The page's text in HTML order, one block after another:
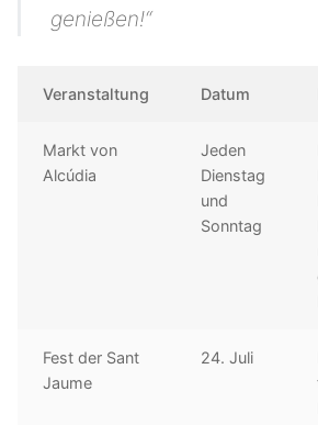
genießen!“
Veranstaltung Datum
Markt von
Alcúdia
Jeden
Dienstag
und
Sonntag
Fest der Sant
Jaume
24. Juli